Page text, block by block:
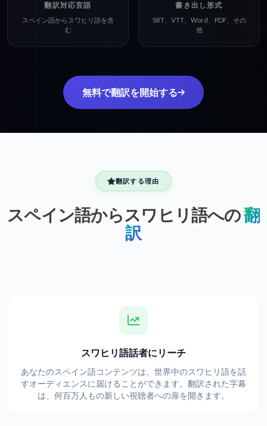
翻訳対応言語
スペイン語からスワヒリ語を含
む
書き出し形式
SRT、VTT、Word、PDF、その
他
無料で翻訳を開始する
翻訳する理由
スペイン語からスワヒリ語への翻
訳
スワヒリ語話者にリーチ
あなたのスペイン語コンテンツは、世界中のスワヒリ語を話
すオーディエンスに届けることができます。翻訳された字幕
は、何百万人もの新しい視聴者への扉を開きます。